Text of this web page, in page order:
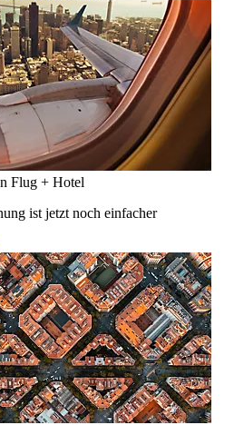
Flug + Hotel
ist jetzt noch einfacher